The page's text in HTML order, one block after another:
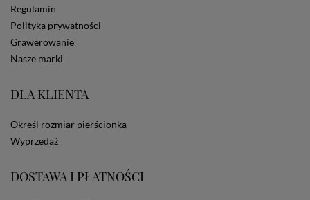
Stosowane są one w celach zapewnienia maksymalnej
wygody wszystkich użytkowników (w tym Kupujących)
przy korzystaniu ze Sklepu (zapamiętywanie
preferencji i ustawień na stronie, zbieranie
anonimowych danych dla celów reklamowych i
ze Sklepu bez zmiany ustawień w przeglądarce
zamieszczane w urządzeniu końcowym każdego
użytkownika. Jeżeli użytkownik nie wyraża zgody na
informacji o plikach cookies.
Regulamin
Polityka prywatności
Grawerowanie
Nasze marki
DLA KLIENTA
Określ rozmiar pierścionka
Wyprzedaż
DOSTAWA I PŁATNOŚCI